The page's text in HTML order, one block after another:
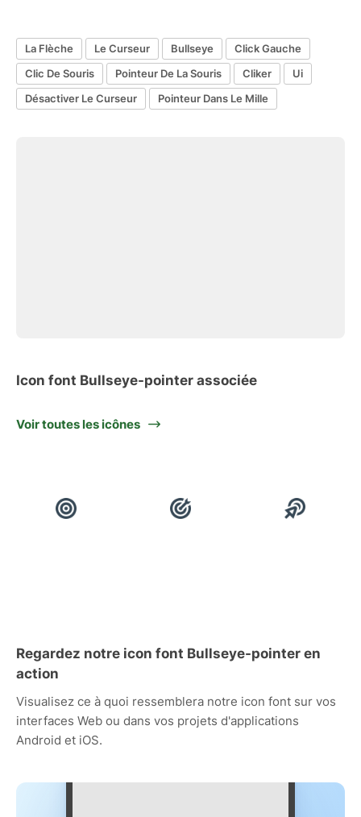
La Flèche Le Curseur Bullseye
Click Gauche
Clic De Souris
Pointeur De La Souris Cliker
Ui
Désactiver Le Curseur
Pointeur Dans Le Mille
Icon font Bullseye-pointer associée
Voir toutes les icônes
Regardez notre icon font Bullseye-pointer en
action
Visualisez ce à quoi ressemblera notre icon font sur vos
interfaces Web ou dans vos projets d'applications
Android et iOS.